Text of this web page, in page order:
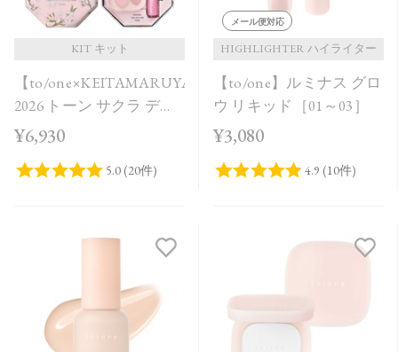
KIT キット
【to/one×KEITAMARUYAMA】
2026 トーン サクラ デュ
オ［A,B］＜限定品＞
¥6,930
メール便対応
HIGHLIGHTER ハイライター
【to/one】ルミナス グロ
ウ リキッド［01～03］
¥3,080